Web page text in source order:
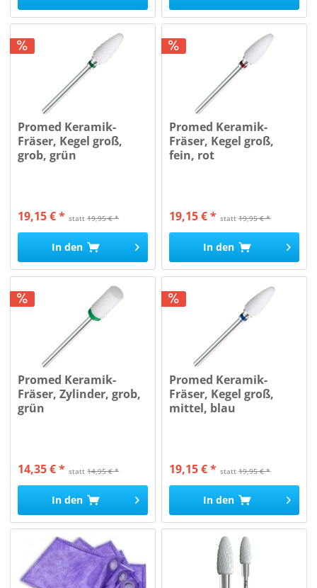
Promed Keramik-
Fräser, Kegel groß,
grob, grün
statt19,95 € *
19,15 € *
In den
Promed Keramik-
Fräser, Kegel groß,
fein, rot
statt19,95 € *
19,15 € *
In den
Promed Keramik-
Fräser, Zylinder, grob,
grün
statt14,95 € *
14,35 € *
In den
Promed Keramik-
Fräser, Kegel groß,
mittel, blau
statt19,95 € *
19,15 € *
In den